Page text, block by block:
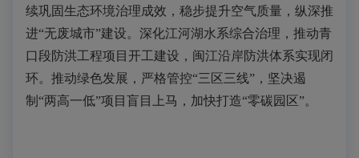
续巩固生态环境治理成效，稳步提升空气质量，纵深推
进“无废城市”建设。深化江河湖水系综合治理，推动青
口段防洪工程项目开工建设，闽江沿岸防洪体系实现闭
环。推动绿色发展，严格管控“三区三线”，坚决遏
制“两高一低”项目盲目上马，加快打造“零碳园区”。